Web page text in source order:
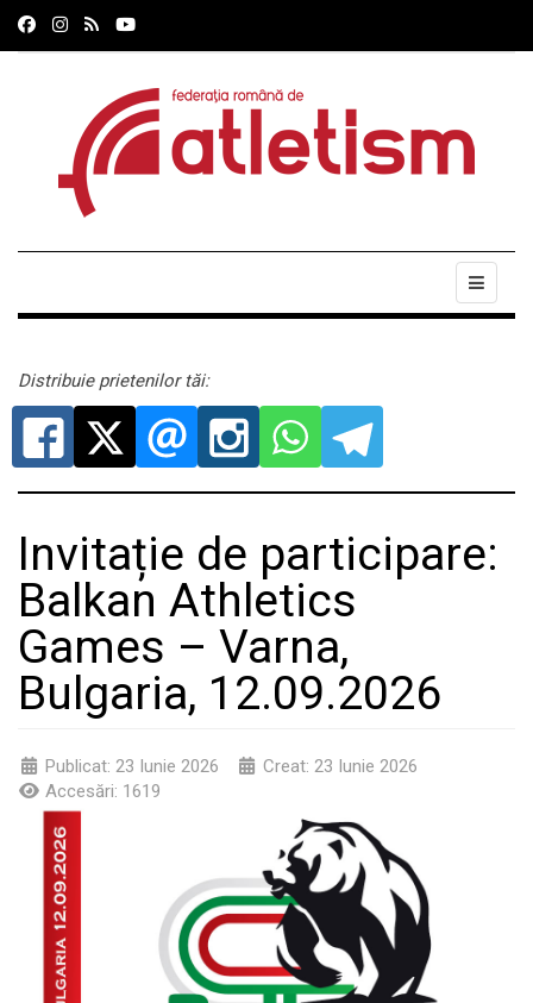
Distribuie prietenilor tăi:
Invitație de participare:
Balkan Athletics
Games – Varna,
Bulgaria, 12.09.2026
Publicat: 23 Iunie 2026
Creat: 23 Iunie 2026
Accesări: 1619